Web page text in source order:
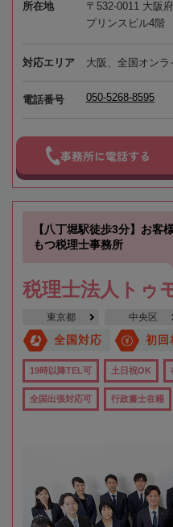
所在地
〒532-0011 大阪
プリンスビル4階
対応エリア 大阪、全国オンラ
電話番号 050-5268-8595
事務所に電話する
【八丁堀駅徒歩3分】お客
もつ税理士事務所
税理士法人トゥ
東京都 中央区
全国対応 初回
19時以降TEL可 土日祝OK
全国出張対応可 行政書士在籍